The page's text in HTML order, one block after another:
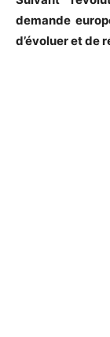
demande
d’évoluer et de